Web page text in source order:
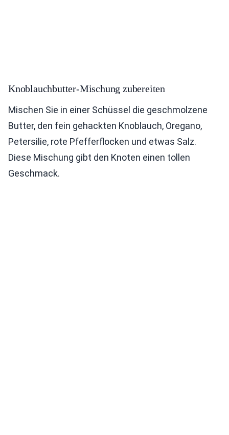
Knoblauchbutter-Mischung zubereiten
Mischen Sie in einer Schüssel die geschmolzene
Butter, den fein gehackten Knoblauch, Oregano,
Petersilie, rote Pfefferflocken und etwas Salz.
Diese Mischung gibt den Knoten einen tollen
Geschmack.